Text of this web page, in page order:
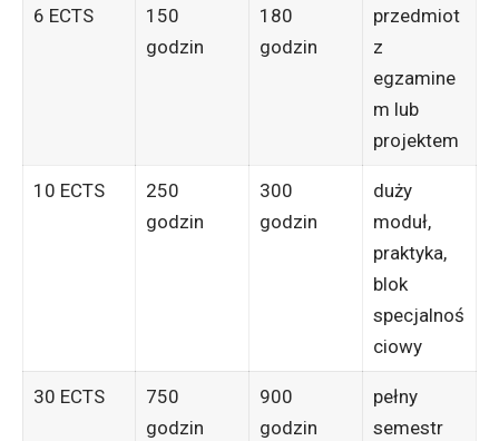
6 ECTS
150
godzin
180
godzin
przedmiot
z
egzamine
m lub
projektem
10 ECTS
250
godzin
300
godzin
duży
moduł,
praktyka,
blok
specjalnoś
ciowy
30 ECTS
750
godzin
900
godzin
pełny
semestr